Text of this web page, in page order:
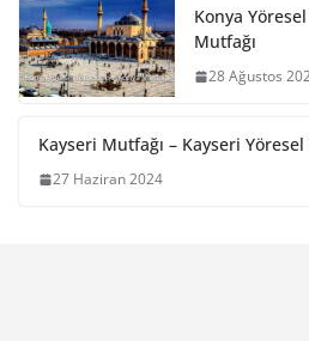
Konya
Mutfağı
28 Ağustos
Kayseri Mutfağı – Kayseri
27 Haziran 2024